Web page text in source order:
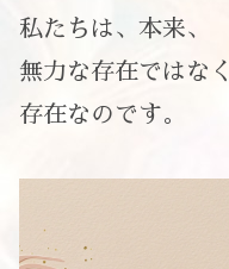
私たちは、本来、
無力な存在ではな
存在なのです。